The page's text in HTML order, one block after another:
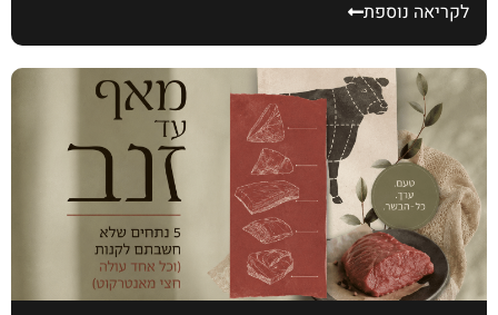
לקריאה נוספת